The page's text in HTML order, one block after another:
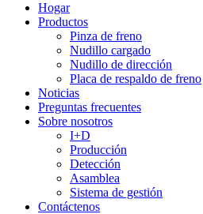
Hogar
Productos
Pinza de freno
Nudillo cargado
Nudillo de dirección
Placa de respaldo de freno
Noticias
Preguntas frecuentes
Sobre nosotros
I+D
Producción
Detección
Asamblea
Sistema de gestión
Contáctenos